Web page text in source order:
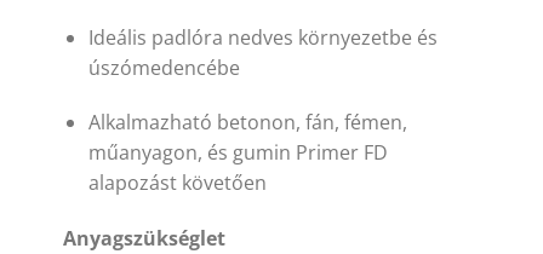
Ideális padlóra nedves környezetbe és
úszómedencébe
Alkalmazható betonon, fán, fémen,
műanyagon, és gumin Primer FD
alapozást követően
Anyagszükséglet